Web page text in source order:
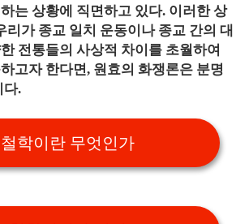
는 상황에 직면하고 있다. 이러한 상
리가 종교 일치 운동이나 종교 간의 대
전통들의 사상적 차이를 초월하여
고자 한다면, 원효의 화쟁론은 분명
다.
철학이란 무엇인가